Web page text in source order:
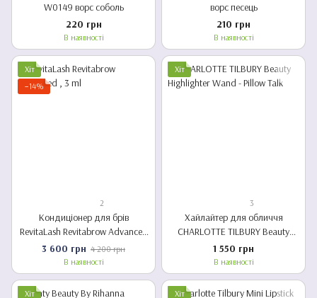
W0149 ворс соболь
220 грн
В наявності
ворс песець
210 грн
В наявності
Хіт
−14%
2
Кондиціонер для брів
RevitaLash Revitabrow Advanced
, 3 ml
3 600 грн 4 200 грн
В наявності
Хіт
3
Хайлайтер для обличчя
CHARLOTTE TILBURY Beauty
Highlighter Wand - Pillow Talk
1 550 грн
В наявності
Хіт Хіт